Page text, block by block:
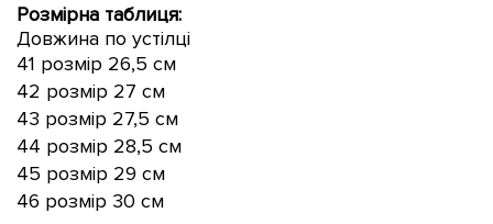
Розмірна таблиця:
Довжина по устілці
41 розмір 26,5 см
42 розмір 27 см
43 розмір 27,5 см
44 розмір 28,5 см
45 розмір 29 см
46 розмір 30 см